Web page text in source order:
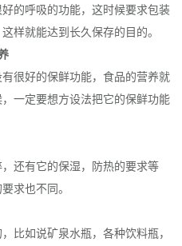
的呼吸的功能，这时候要求包装
样就能达到长久保存的目的。
很好的保鲜功能，食品的营养就
一定要想方设法把它的保鲜功能
还有它的保湿，防热的要求等
求也不同。
比如说矿泉水瓶，各种饮料瓶，